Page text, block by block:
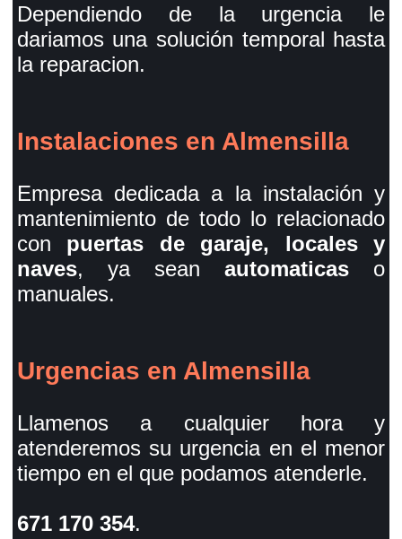
Dependiendo de la urgencia le
dariamos una solución temporal hasta
la reparacion.
Instalaciones en Almensilla
Empresa dedicada a la instalación y
mantenimiento de todo lo relacionado
con puertas de garaje, locales y
naves, ya seanautomaticas o
manuales.
Urgencias en Almensilla
Llamenos a cualquier hora y
atenderemos su urgencia en el menor
tiempo en el que podamos atenderle.
671 170 354.